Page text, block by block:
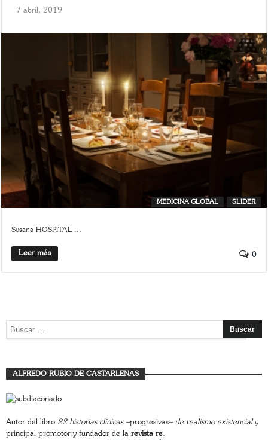
7 abril, 2019
MEDICINA GLOBAL SLIDER
Susana HOSPITAL ...
Leer más 0
ALFREDO RUBIO DE CASTARLENAS
Autor del libro 22 historias clínicas –progresivas– de realismo existencialy
principal promotor y fundador de la revista re.